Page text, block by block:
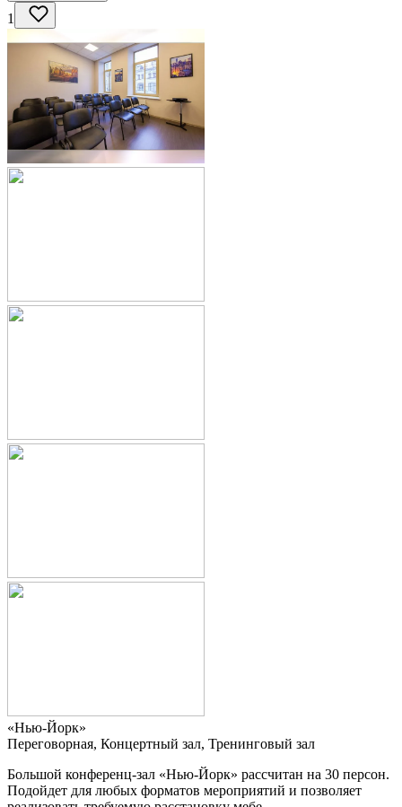
1
«Нью-Йорк»
Переговорная, Концертный зал, Тренинговый зал
Большой конференц-зал «Нью-Йорк» рассчитан на 30 персон.
Подойдет для любых форматов мероприятий и позволяет